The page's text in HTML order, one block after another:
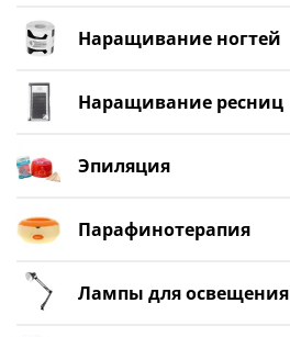
Наращивание ногтей
Наращивание ресниц
Эпиляция
Парафинотерапия
Лампы для освещения